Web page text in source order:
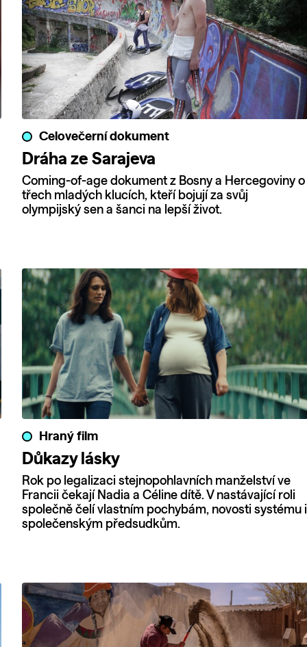
Celovečerní dokument
Dráha ze Sarajeva
Coming-of-age dokument z Bosny a Hercegoviny o
třech mladých klucích, kteří bojují za svůj
olympijský sen a šanci na lepší život.
Hraný film
Důkazy lásky
Rok po legalizaci stejnopohlavních manželství ve
Francii čekají Nadia a Céline dítě. V nastávající roli
společně čelí vlastním pochybám, novosti systému i
společenským předsudkům.